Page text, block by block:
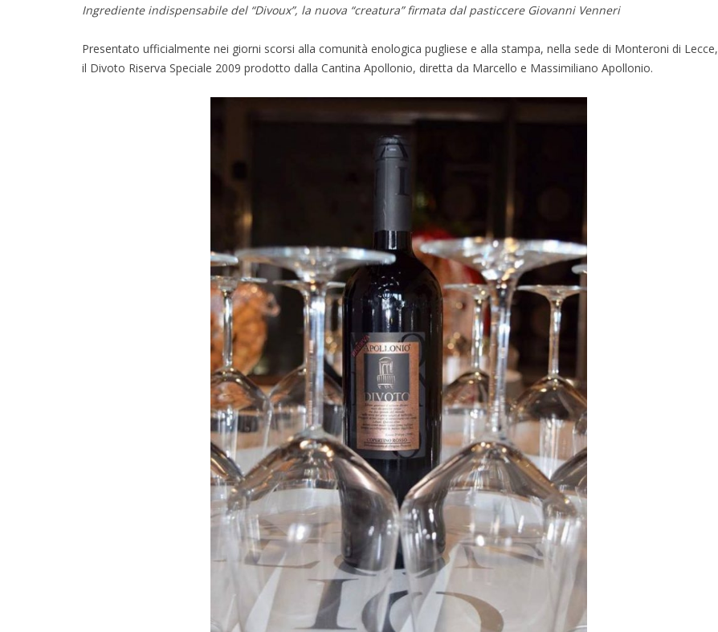
Ingrediente indispensabile del “Divoux”, la nuova “creatura”firmata dal pasticcere Giovanni Venneri
Presentato ufficialmente nei giorni scorsi alla comunità enologica pugliese e alla stampa, nella sede di Monteroni di Lecce,
il Divoto Riserva Speciale 2009 prodotto dalla Cantina Apollonio, diretta da Marcello e Massimiliano Apollonio.